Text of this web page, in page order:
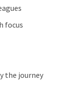
focus
the journey